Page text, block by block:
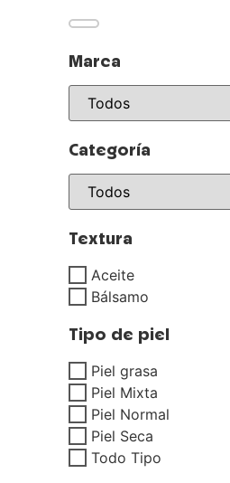
Marca
Categoría
Textura
Aceite
Bálsamo
Tipo de piel
Piel grasa
Piel Mixta
Piel Normal
Piel Seca
Todo Tipo